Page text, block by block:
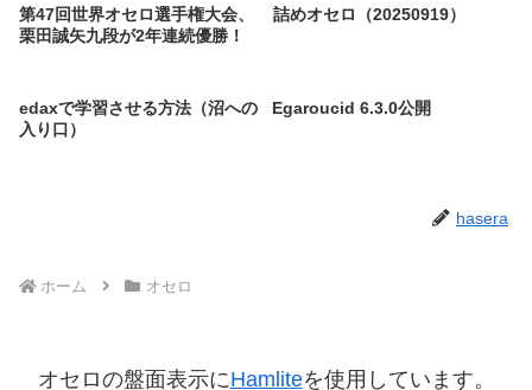
第47回世界オセロ選手権大会、
栗田誠矢九段が2年連続優勝！
詰めオセロ（20250919）
edaxで学習させる方法（沼への
入り口）
Egaroucid 6.3.0公開
hasera
ホーム オセロ
オセロの盤面表示にHamliteを使用しています。